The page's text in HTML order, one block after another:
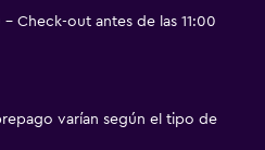
Check-out antes de las 11:00
varían según el tipo de